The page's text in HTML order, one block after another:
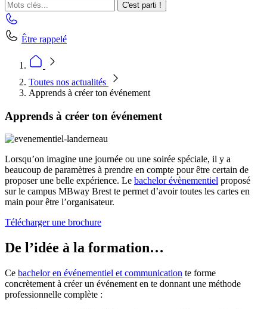
C'est parti !
Être rappelé
Toutes nos actualités
Apprends à créer ton événement
Apprends à créer ton événement
Lorsqu’on imagine une journée ou une soirée spéciale, il y a
beaucoup de paramètres à prendre en compte pour être certain de
proposer une belle expérience. Le bachelor évènementiel proposé
sur le campus MBway Brest te permet d’avoir toutes les cartes en
main pour être l’organisateur.
Télécharger une brochure
De l’idée à la formation…
Ce bachelor en événementiel et communication te forme
concrètement à créer un événement en te donnant une méthode
professionnelle complète :